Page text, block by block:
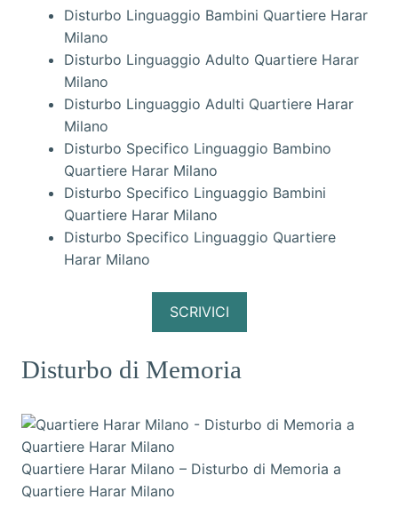
Disturbo Linguaggio Bambini Quartiere Harar
Milano
Disturbo Linguaggio Adulto Quartiere Harar
Milano
Disturbo Linguaggio Adulti Quartiere Harar
Milano
Disturbo Specifico Linguaggio Bambino
Quartiere Harar Milano
Disturbo Specifico Linguaggio Bambini
Quartiere Harar Milano
Disturbo Specifico Linguaggio Quartiere
Harar Milano
SCRIVICI
Disturbo di Memoria
Quartiere Harar Milano – Disturbo di Memoria a
Quartiere Harar Milano